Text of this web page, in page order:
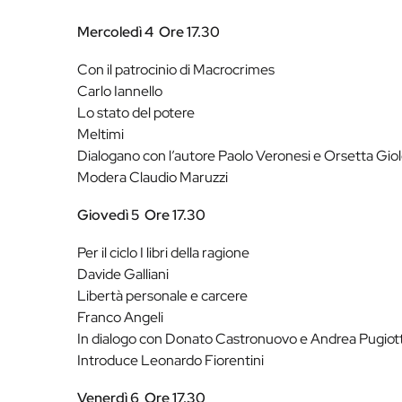
Mercoledì 4 Ore 17.30
Con il patrocinio di Macrocrimes
Carlo Iannello
Lo stato del potere
Meltimi
Dialogano con l’autore Paolo Veronesi e Orsetta
Modera Claudio Maruzzi
Giovedì 5 Ore 17.30
Per il ciclo I libri della ragione
Davide Galliani
Libertà personale e carcere
Franco Angeli
In dialogo con Donato Castronuovo e Andrea
Introduce Leonardo Fiorentini
Venerdì 6 Ore 17.30